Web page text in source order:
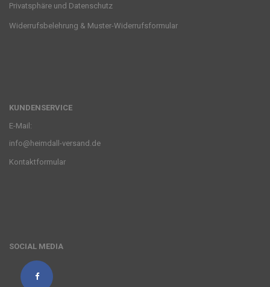
Privatsphäre und Datenschutz
Widerrufsbelehrung & Muster-Widerrufsformular
KUNDENSERVICE
E-Mail:
info@heimdall-versand.de
Kontaktformular
SOCIAL MEDIA